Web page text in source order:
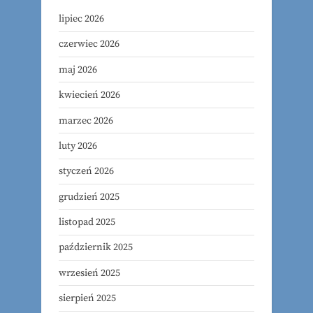
lipiec 2026
czerwiec 2026
maj 2026
kwiecień 2026
marzec 2026
luty 2026
styczeń 2026
grudzień 2025
listopad 2025
październik 2025
wrzesień 2025
sierpień 2025